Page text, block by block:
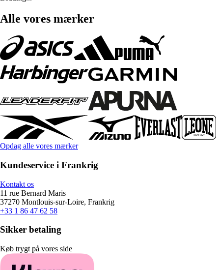
Alle vores mærker
Opdag alle vores mærker
Kundeservice i Frankrig
Kontakt os
11 rue Bernard Maris
37270 Montlouis-sur-Loire, Frankrig
+33 1 86 47 62 58
Sikker betaling
Køb trygt på vores side